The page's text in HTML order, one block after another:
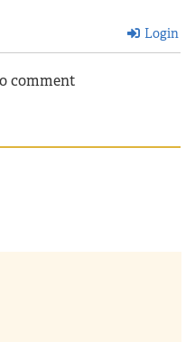
Login
comment